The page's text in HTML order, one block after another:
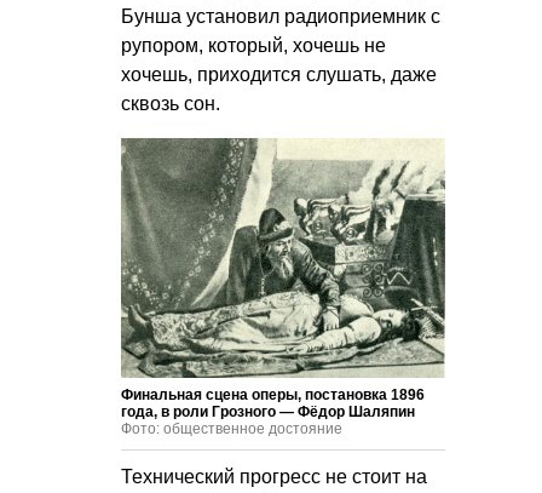
Бунша установил радиоприемник с
рупором, который, хочешь не
хочешь, приходится слушать, даже
сквозь сон.
Финальная сцена оперы, постановка 1896
года, в роли Грозного — Фёдор Шаляпин
Фото: общественное достояние
Технический прогресс не стоит на